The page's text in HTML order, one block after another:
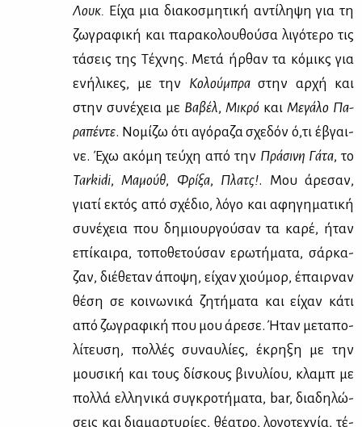
Λουκ. Εί­χα μια δια­κο­σμη­τι­κή αντί­λη­ψη για τη
ζω­γρα­φι­κή και πα­ρα­κο­λου­θού­σα λι­γό­τε­ρο τις
τά­σεις της Τέ­χνης. Με­τά ήρ­θαν τα κό­μικς για
ενή­λι­κες, με την Κο­λού­μπραστην αρ­χή και
στην συ­νέ­χεια με Βα­βέλ, Μι­κρό και Με­γά­λο Πα­
ρα­πέ­ντε. Νο­μί­ζω ότι αγό­ρα­ζα σχε­δόν ό,τι έβγαι­
νε. Έχω ακό­μη τεύ­χη από την Πρά­σι­νη Γά­τα, το
Tarkidi,Μα­μούθ, Φρί­ξα, Πλατς!. Μου άρε­σαν,
για­τί εκτός από σχέ­διο, λό­γο και αφη­γη­μα­τι­κή
συ­νέ­χεια που δη­μιουρ­γού­σαν τα κα­ρέ, ήταν
επί­και­ρα, το­πο­θε­τού­σαν ερω­τή­μα­τα, σάρ­κα­
ζαν, διέ­θε­ταν άπο­ψη, εί­χαν χιού­μορ, έπαιρ­ναν
θέ­ση σε κοι­νω­νι­κά ζη­τή­μα­τα και εί­χαν κά­τι
από ζω­γρα­φι­κή που μου άρε­σε. Ήταν με­τα­πο­
λί­τευ­ση, πολ­λές συ­ναυ­λί­ες, έκρη­ξη με την
μου­σι­κή και τους δί­σκους βι­νυ­λί­ου, κλαμπ με
πολ­λά ελ­λη­νι­κά συ­γκρο­τή­μα­τα, bar, δια­δη­λώ­
σεις και δια­μαρ­τυ­ρί­ες, θέ­α­τρο, λο­γο­τε­χνία, τέ­